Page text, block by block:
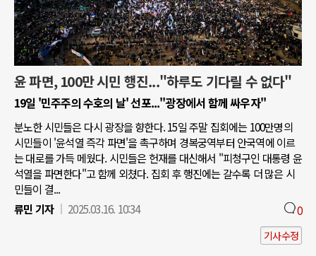
윤 파면, 100만 시민 행진..."하루도 기다릴 수 없다"
19일 '민주주의 수호의 날' 선포..."광장에서 함께 싸우자"
분노한 시민들은 다시 광장을 향한다. 15일 주말 집회에는 100만명의
시민들이 '윤석열 즉각 파면'을 촉구하며 경복궁역부터 안국역에 이르
는 대로를 가득 메웠다. 시민들은 헌재를 대신해서 "피청구인 대통령 윤
석열을 파면한다"고 함께 외쳤다. 집회 후 행진에는 갈수록 더 많은 시
민들이 결...
류민 기자
2025.03.16. 10:34 0
기사수정